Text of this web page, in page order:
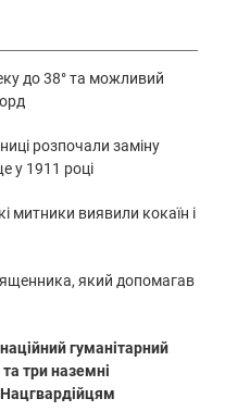
до 38° та можливий
розпочали заміну
у 1911 році
митники виявили кокаїн і
який допомагав
гуманітарний
три наземні